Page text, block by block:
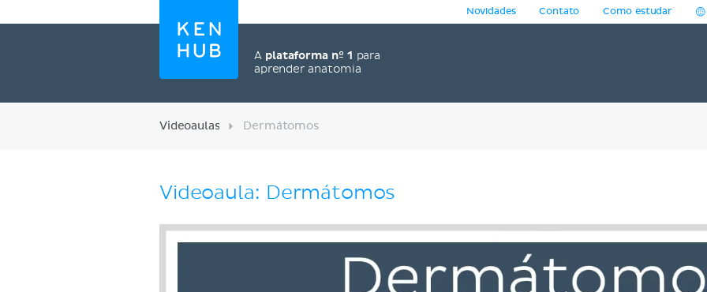
A plataforma nº 1 para
aprender anatomia
Novidades Contato Como estudar
Videoaulas Dermátomos
Videoaula: Dermátomos